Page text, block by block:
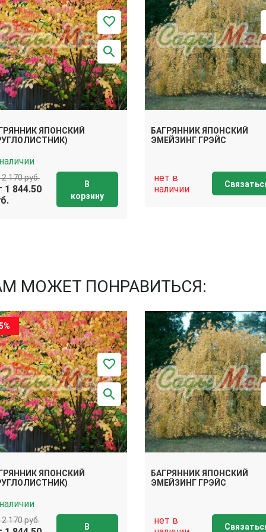
ЯПОНСКИЙ
2 170 руб.
1 844.50
В
корзину
БАГРЯННИК ЯПОНСКИЙ
ЭМЕЙЗИНГ ГРЭЙС
нет в
наличии
МОЖЕТ ПОНРАВИТЬСЯ:
ЯПОНСКИЙ
2 170 руб.
В
БАГРЯННИК ЯПОНСКИЙ
ЭМЕЙЗИНГ ГРЭЙС
нет в